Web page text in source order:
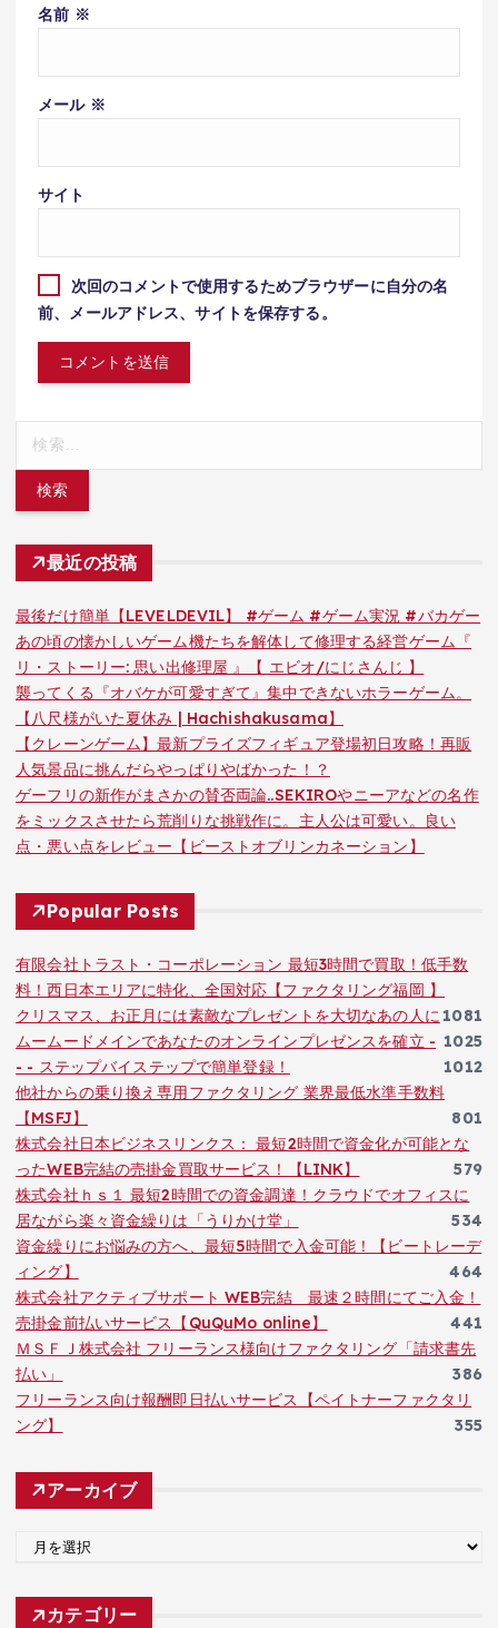
名前 ※
メール ※
サイト
次回のコメントで使用するためブラウザーに自分の名
前、メールアドレス、サイトを保存する。
最近の投稿
最後だけ簡単【LEVELDEVIL】 #ゲーム #ゲーム実況 #バカゲー
あの頃の懐かしいゲーム機たちを解体して修理する経営ゲーム『
リ・ストーリー: 思い出修理屋 』【 エビオ/にじさんじ 】
襲ってくる『オバケが可愛すぎて』集中できないホラーゲーム。
【八尺様がいた夏休み | Hachishakusama】
【クレーンゲーム】最新プライズフィギュア登場初日攻略！再販
人気景品に挑んだらやっぱりやばかった！？
ゲーフリの新作がまさかの賛否両論..SEKIROやニーアなどの名作
をミックスさせたら荒削りな挑戦作に。主人公は可愛い。良い
点・悪い点をレビュー【ビーストオブリンカネーション】
Popular Posts
有限会社トラスト・コーポレーション 最短3時間で買取！低手数
料！西日本エリアに特化、全国対応【ファクタリング福岡 】
1081
クリスマス、お正月には素敵なプレゼントを大切なあの人に
1025
ムームードメインであなたのオンラインプレゼンスを確立 -
- - ステップバイステップで簡単登録！
1012
他社からの乗り換え専用ファクタリング 業界最低水準手数料
【MSFJ】
801
株式会社日本ビジネスリンクス： 最短2時間で資金化が可能とな
ったWEB完結の売掛金買取サービス！【LINK】
579
株式会社ｈｓ１ 最短2時間での資金調達！クラウドでオフィスに
居ながら楽々資金繰りは「うりかけ堂」
534
資金繰りにお悩みの方へ、最短5時間で入金可能！【ビートレーデ
ィング】
464
株式会社アクティブサポート WEB完結 最速２時間にてご入金！
売掛金前払いサービス【QuQuMo online】
441
ＭＳＦＪ株式会社 フリーランス様向けファクタリング「請求書先
払い」
386
フリーランス向け報酬即日払いサービス【ペイトナーファクタリ
ング】
355
アーカイブ
カ
カテゴリー